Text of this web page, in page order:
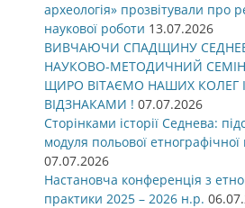
археологія» прозвітували про
наукової роботи 13.07.2026
ВИВЧАЮЧИ СПАДЩИНУ
НАУКОВО-МЕТОДИЧНИЙ
ЩИРО ВІТАЄМО НАШИХ КОЛЕГ
ВІДЗНАКАМИ ! 07.07.2026
Сторінками історії Седнева:
модуля польової
07.07.2026
Настановча конференція з
практики 2025 – 2026 н.р.